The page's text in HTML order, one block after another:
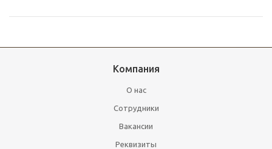
Компания
О нас
Сотрудники
Вакансии
Реквизиты